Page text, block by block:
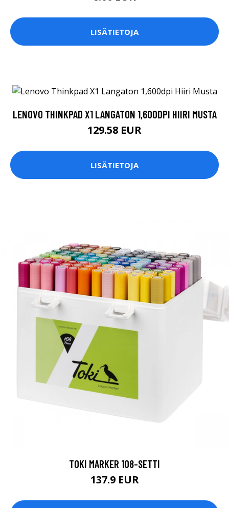
LISÄTIETOJA
LENOVO THINKPAD X1 LANGATON 1,600DPI HIIRI MUSTA
129.58 EUR
LISÄTIETOJA
TOKI MARKER 108-SETTI
137.9 EUR